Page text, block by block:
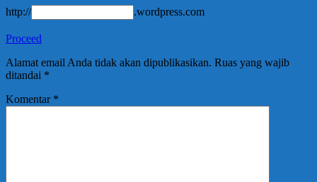
http:// .wordpress.com
Proceed
Alamat email Anda tidak akan dipublikasikan. Ruas yang wajib
ditandai *
Komentar *